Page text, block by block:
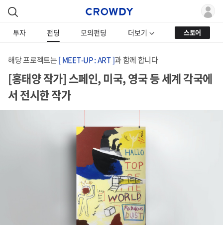
투자 펀딩 모의펀딩 더보기 스토어
해당 프로젝트는[ MEET-UP : ART ]과 함께 합니다
[홍태양 작가] 스페인, 미국, 영국 등 세계 각국에
서 전시한 작가